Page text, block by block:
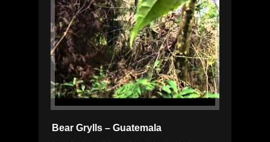
Bear Grylls – Guatemala